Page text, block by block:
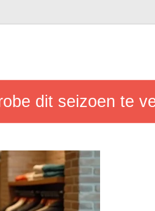
dit seizoen te